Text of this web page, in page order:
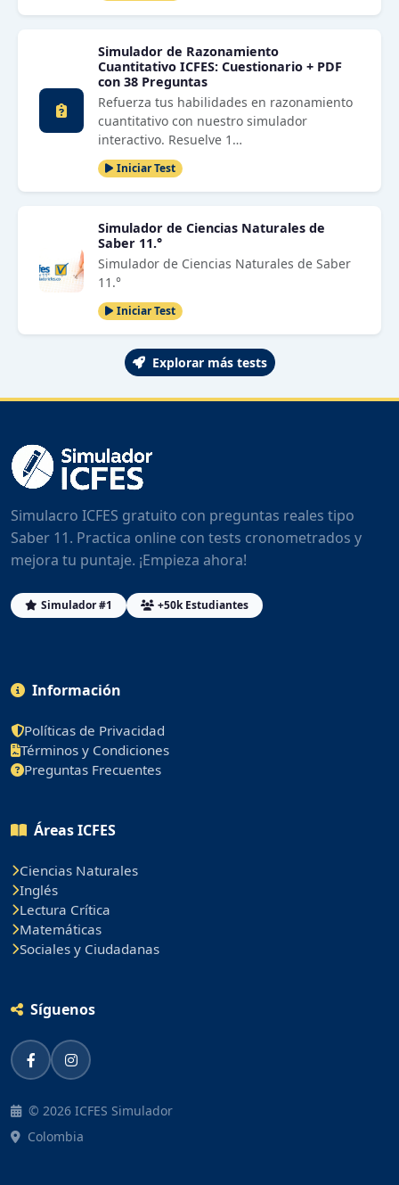
Simulador de Razonamiento
Cuantitativo ICFES: Cuestionario + PDF
con 38 Preguntas
Refuerza tus habilidades en razonamiento
cuantitativo con nuestro simulador
interactivo. Resuelve 1…
Iniciar Test
Simulador de Ciencias Naturales de
Saber 11.°
Simulador de Ciencias Naturales de Saber
11.°
Iniciar Test
Explorar más tests
Simulacro ICFES gratuito con preguntas reales tipo
Saber 11. Practica online con tests cronometrados y
mejora tu puntaje. ¡Empieza ahora!
Simulador #1 +50k Estudiantes
Información
Políticas de Privacidad
Términos y Condiciones
Preguntas Frecuentes
Áreas ICFES
Ciencias Naturales
Inglés
Lectura Crítica
Matemáticas
Sociales y Ciudadanas
Síguenos
© 2026 ICFES Simulador
Colombia